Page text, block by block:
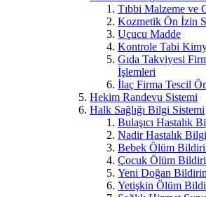
Tıbbi Malzeme ve
Kozmetik Ön İzin
Uçucu Madde
Kontrole Tabi
Gıda Takviyesi
İşlemleri
İlaç Firma Tescil
Hekim Randevu Sistemi
Halk Sağlığı Bilgi Sistemi
Bulaşıcı Hastalık
Nadir Hastalık
Bebek Ölüm
Çocuk Ölüm
Yeni Doğan
Yetişkin Ölüm